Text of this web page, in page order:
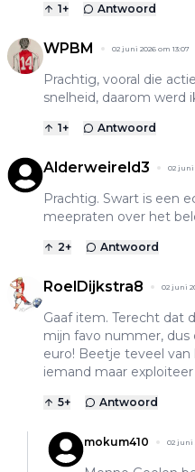
1+ Antwoord
WPBM 02 juni 2026 om 13:07
Prachtig, vooral die
snelheid, daarom werd
1+ Antwoord
Alderweireld3 02 juni
Prachtig. Swart is een
meepraten over het
2+ Antwoord
RoelDijkstra8 02 juni
Gaaf item. Terecht dat
mijn favo nummer, dus
euro! Beetje teveel
iemand maar
5+ Antwoord
mokum410 02 juni